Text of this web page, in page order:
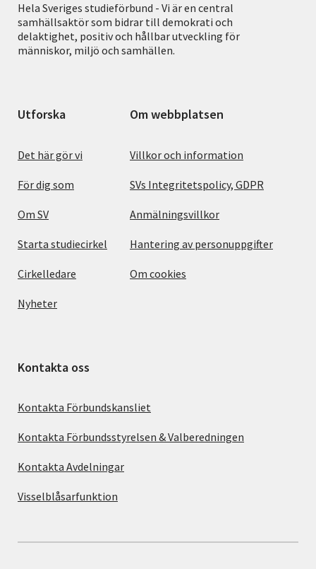
Hela Sveriges studieförbund - Vi är en central
samhällsaktör som bidrar till demokrati och
delaktighet, positiv och hållbar utveckling för
människor, miljö och samhällen.
Utforska
Det här gör vi
För dig som
Om SV
Starta studiecirkel
Cirkelledare
Nyheter
Om webbplatsen
Villkor och information
SVs Integritetspolicy, GDPR
Anmälningsvillkor
Hantering av personuppgifter
Om cookies
Kontakta oss
Kontakta Förbundskansliet
Kontakta Förbundsstyrelsen & Valberedningen
Kontakta Avdelningar
Visselblåsarfunktion